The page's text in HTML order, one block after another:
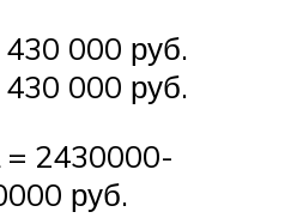
000 руб.
000 руб.
= 2430000-
руб.